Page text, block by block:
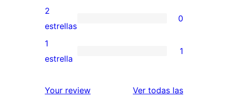
4
estrellas
valoraciones
de
3
estrellas
0
valoraciones
de
estrellas
2
estrellas
0
1
de
1
estrella
1
Your review Ver todas lasreseñas